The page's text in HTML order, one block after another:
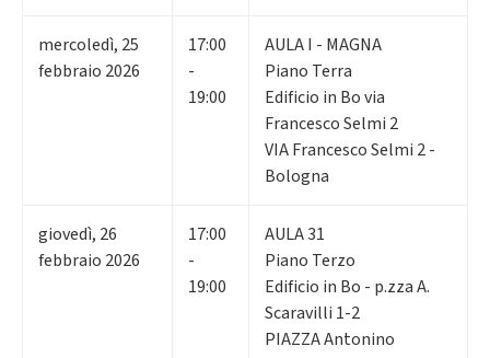
mercoledì, 25
febbraio 2026
17:00
-
19:00
AULA I - MAGNA
Piano Terra
Edificio in Bo via
Francesco Selmi 2
VIA Francesco Selmi 2 -
Bologna
giovedì, 26
febbraio 2026
17:00
-
19:00
AULA 31
Piano Terzo
Edificio in Bo - p.zza A.
Scaravilli 1-2
PIAZZA Antonino